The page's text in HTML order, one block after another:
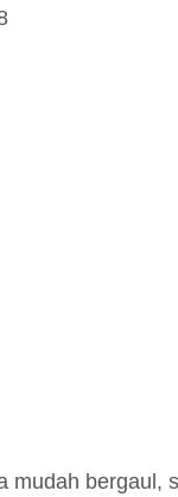
mudah bergaul,